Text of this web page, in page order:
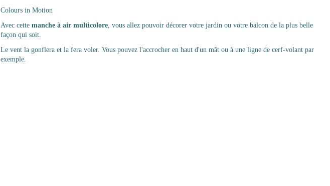
Colours in Motion
Avec cette manche à air multicolore, vous allez pouvoir décorer votre jardin ou votre balcon de la plus belle
façon qui soit.
Le vent la gonflera et la fera voler. Vous pouvez l'accrocher en haut d'un mât ou à une ligne de cerf-volant par
exemple.